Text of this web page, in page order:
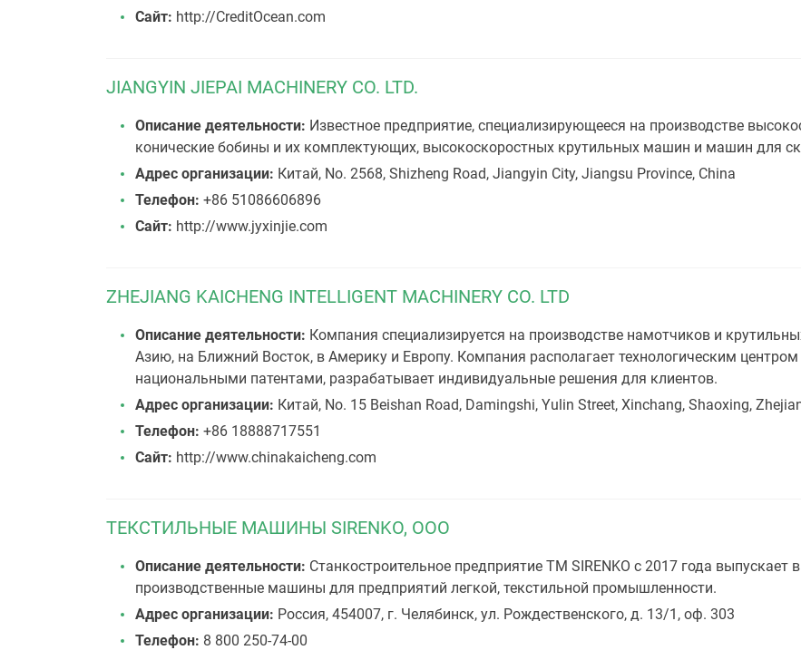
Сайт: http://CreditOcean.com
JIANGYIN JIEPAI MACHINERY CO. LTD.
Описание деятельности: Известное предприятие, специализирующееся на производстве
конические бобины и их комплектующих, высокоскоростных крутильных машин и машин для
Адрес организации: Китай, No. 2568, Shizheng Road, Jiangyin City, Jiangsu Province, China
Телефон: +86 51086606896
Сайт: http://www.jyxinjie.com
ZHEJIANG KAICHENG INTELLIGENT MACHINERY CO. LTD
Описание деятельности: Компания специализируется на производстве намотчиков и
Азию, на Ближний Восток, в Америку и Европу. Компания располагает технологическим
национальными патентами, разрабатывает индивидуальные решения для клиентов.
Адрес организации: Китай, No. 15 Beishan Road, Damingshi, Yulin Street, Xinchang, Shaoxing,
Телефон: +86 18888717551
Сайт: http://www.chinakaicheng.com
ТЕКСТИЛЬНЫЕ МАШИНЫ SIRENKO, ООО
Описание деятельности: Станкостроительное предприятие ТМ SIRENKO с 2017 года
производственные машины для предприятий легкой, текстильной промышленности.
Адрес организации: Россия, 454007, г. Челябинск, ул. Рождественского, д. 13/1, оф. 303
Телефон: 8 800 250-74-00